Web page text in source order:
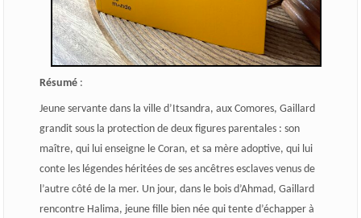
Résumé:
Jeune servante dans la ville d’Itsandra, aux Comores, Gaillard
grandit sous la protection de deux figures parentales : son
maître, qui lui enseigne le Coran, et sa mère adoptive, qui lui
conte les légendes héritées de ses ancêtres esclaves venus de
l’autre côté de la mer. Un jour, dans le bois d’Ahmad, Gaillard
rencontre Halima, jeune fille bien née qui tente d’échapper à